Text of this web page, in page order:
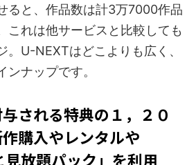
ると、作品数は計3万7000作品
これは他サービスと比較しても
。U-NEXTはどこよりも広く、
ンナップです。
される特典の１，２０
購入やレンタルや
見放題パック」を利用